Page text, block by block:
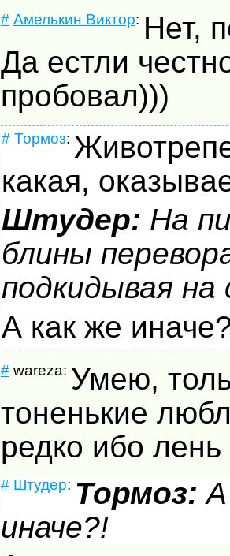
# Амелькин Виктор: Нет,
Да естли
пробовал)))
# Тормоз:
какая,
Штудер: На
блины
подкидывая на
А как же
#wareza: Умею,
тоненькие
редко ибо лень
# Штудер: Тормоз: А
иначе?!